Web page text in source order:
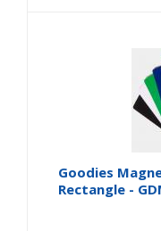
Goodies
Rectangle -